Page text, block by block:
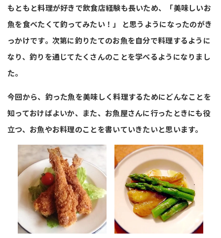
もともと料理が好きで飲食店経験も長いため、「美味しいお
魚を食べたくて釣ってみたい！」 と思うようになったのがき
っかけです。次第に釣りたてのお魚を自分で料理するように
なり、釣りを通じてたくさんのことを学べるようになりまし
た。
今回から、釣った魚を美味しく料理するためにどんなことを
知っておけばよいか、また、お魚屋さんに行ったときにも役
立つ、お魚やお料理のことを書いていきたいと思います。